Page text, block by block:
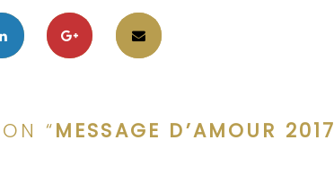
“MESSAGE D’AMOUR 2017